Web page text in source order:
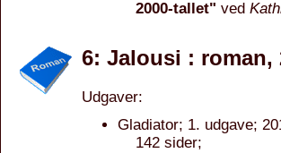
2000-tallet" ved
6: Jalousi : roman,
Udgaver:
Gladiator; 1. udgave;
142 sider;